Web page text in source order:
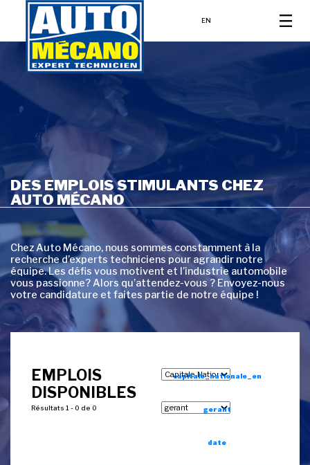
EN
DES EMPLOIS STIMULANTS CHEZ
AUTO MÉCANO
Chez Auto Mécano, nous sommes constamment à la
recherche d’experts techniciens pour agrandir notre
équipe. Les défis vous motivent et l’industrie automobile
vous passionne? Alors qu’attendez-vous ? Envoyez-nous
votre candidature et faites partie de notre équipe !
EMPLOIS
DISPONIBLES
Résultats 1 - 0 de 0
capitale_nationale_en
gerant
date